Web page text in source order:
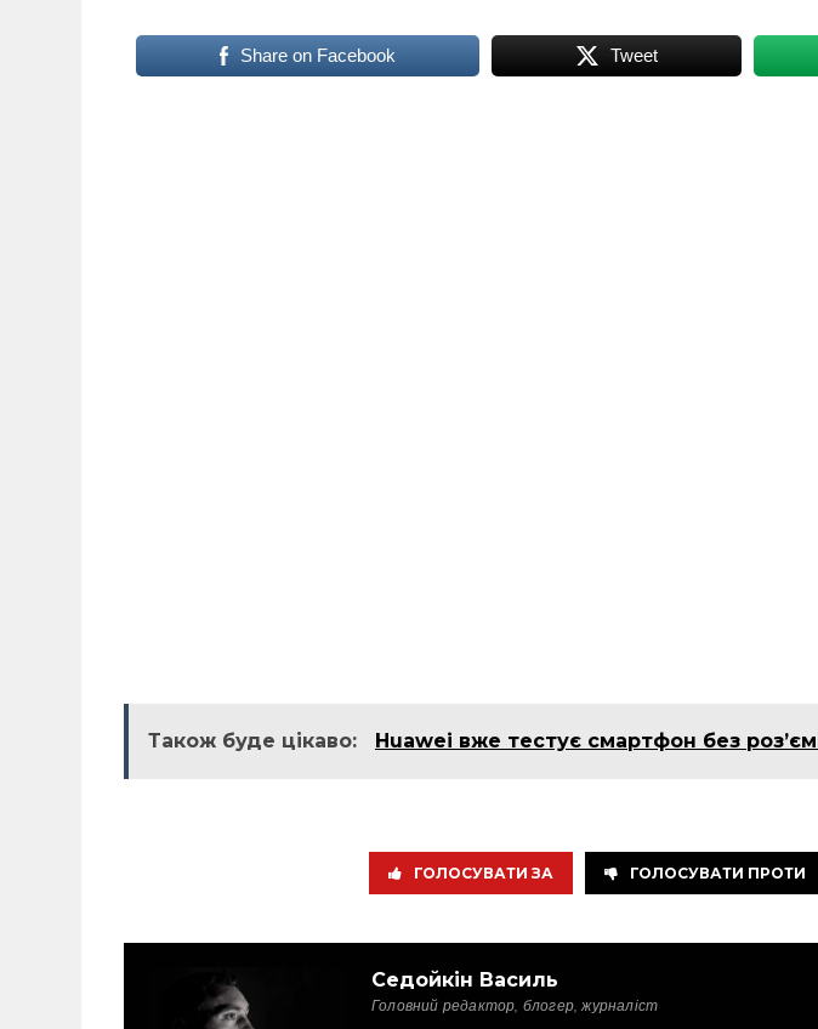
Share on Facebook Tweet
Також буде цікаво: Huawei вже тестує смартфон без
ГОЛОСУВАТИ ЗА ГОЛОСУВАТИ ПРОТИ
Седойкін Василь
Головний редактор, блогер, журналіст